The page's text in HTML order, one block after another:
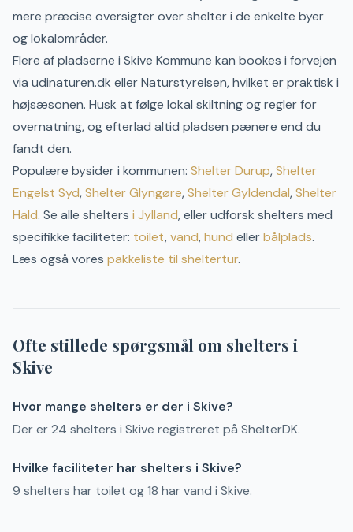
mere præcise oversigter over shelter i de enkelte byer
og lokalområder.
Flere af pladserne i Skive Kommune kan bookes i forvejen
via udinaturen.dk eller Naturstyrelsen, hvilket er praktisk i
højsæsonen. Husk at følge lokal skiltning og regler for
overnatning, og efterlad altid pladsen pænere end du
fandt den.
Populære bysider i kommunen: ShelterDurup,Shelter
Engelst Syd,ShelterGlyngøre,ShelterGyldendal,Shelter
Hald. Se alle shelters i Jylland, eller udforsk shelters med
specifikke faciliteter: toilet,vand,hund ellerbålplads.
Læs også vores pakkeliste til sheltertur.
Ofte stillede spørgsmål om shelters i
Skive
Hvor mange shelters er der i Skive?
Der er 24 shelters i Skive registreret på ShelterDK.
Hvilke faciliteter har shelters i Skive?
9 shelters har toilet og 18 har vand i Skive.